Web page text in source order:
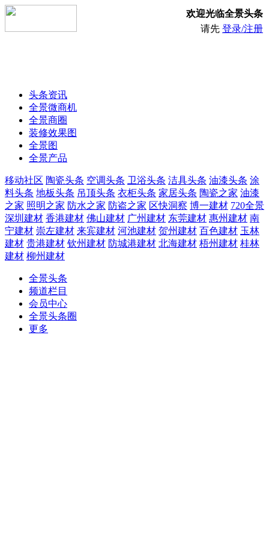
欢迎光临全景头条
请先 登录/注册
头条资讯
全景微商机
全景商圈
装修效果图
全景图
全景产品
移动社区 陶瓷头条 空调头条 卫浴头条 洁具头条 油漆头条 涂
料头条 地板头条 吊顶头条 衣柜头条 家居头条 陶瓷之家 油漆
之家 照明之家 防水之家 防盗之家 区快洞察 博一建材 720全景
深圳建材 香港建材 佛山建材 广州建材 东莞建材 惠州建材 南
宁建材 崇左建材 来宾建材 河池建材 贺州建材 百色建材 玉林
建材 贵港建材 钦州建材 防城港建材 北海建材 梧州建材 桂林
建材 柳州建材
全景头条
频道栏目
会员中心
全景头条圈
更多